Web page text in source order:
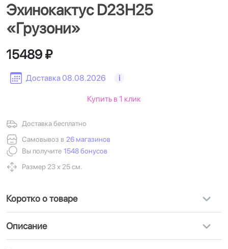
Эхинокактус D23H25
«Грузони»
Доставка 08.08.2026 i
15489 ₽
Доставка бесплатно
Самовывоз в 26 магазинов
Вы получите 1548 бонусов
Размер 23 х 25 см.
Купить в 1 клик
Коротко о товаре
Описание